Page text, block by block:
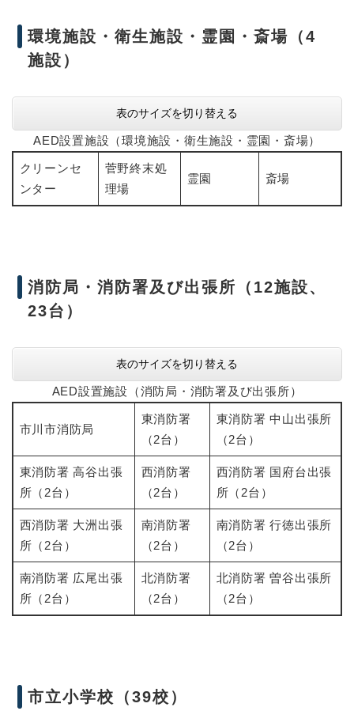
環境施設・衛生施設・霊園・斎場（4
施設）
表のサイズを切り替える
AED設置施設（環境施設・衛生施設・霊園・斎場）
クリーンセ
ンター
菅野終末処
理場
霊園 斎場
消防局・消防署及び出張所（12施設、
23台）
表のサイズを切り替える
AED設置施設（消防局・消防署及び出張所）
市川市消防局
東消防署
（2台）
東消防署 中山出張所
（2台）
東消防署 高谷出張
所（2台）
西消防署
（2台）
西消防署 国府台出張
所（2台）
西消防署 大洲出張
所（2台）
南消防署
（2台）
南消防署 行徳出張所
（2台）
南消防署 広尾出張
所（2台）
北消防署
（2台）
北消防署 曽谷出張所
（2台）
市立小学校（39校）